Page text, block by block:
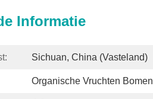
Informatie
Sichuan, China (vasteland)
Organische Vruchten Bomen